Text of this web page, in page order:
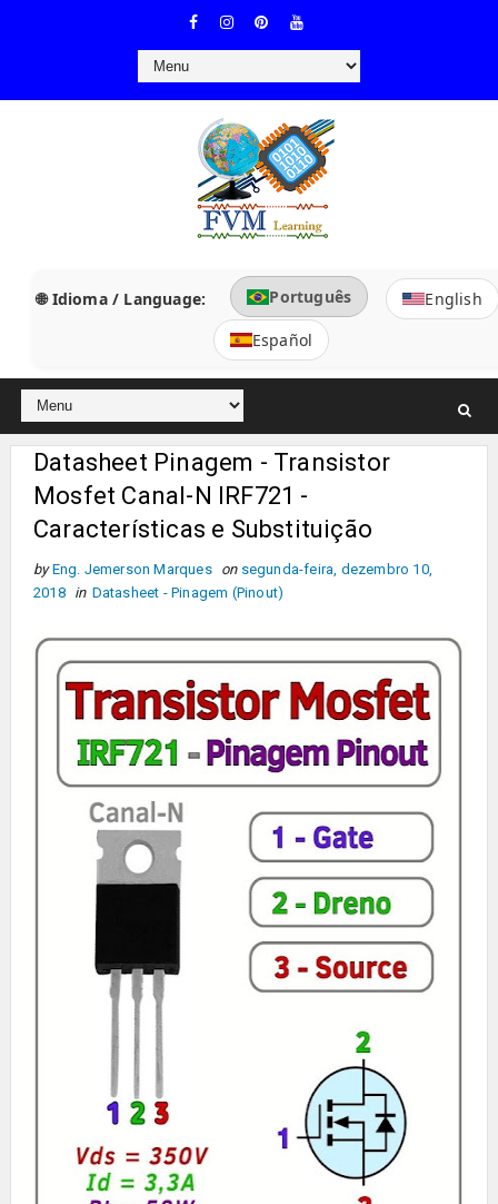
🌐 Idioma / Language: Português
English
Español
Datasheet Pinagem - Transistor
Mosfet Canal-N IRF721 -
Características e Substituição
by Eng. Jemerson Marques on segunda-feira, dezembro 10,
2018
in Datasheet - Pinagem (Pinout)